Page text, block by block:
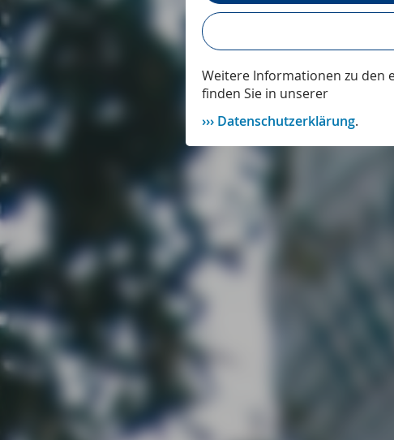
Weitere Informationen zu den
finden Sie in unserer
Datenschutzerklärung.